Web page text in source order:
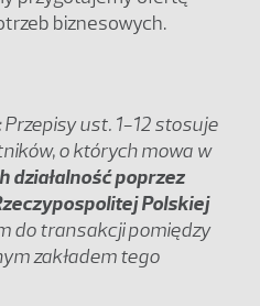
biznesowych.
Przepisy ust. 1-12 stosuje
o których mowa w
działalność poprzez
Polskiej
do transakcji pomiędzy
zakładem tego